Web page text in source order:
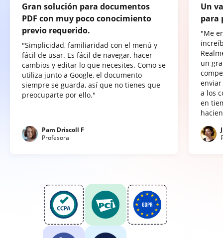
Gran solución para documentos
PDF con muy poco conocimiento
previo requerido.
"Simplicidad, familiaridad con el menú y
fácil de usar. Es fácil de navegar, hacer
cambios y editar lo que necesites. Como se
utiliza junto a Google, el documento
siempre se guarda, así que no tienes que
preocuparte por ello."
Pam Driscoll F
Profesora
Un
para
"Me
un
a los
en